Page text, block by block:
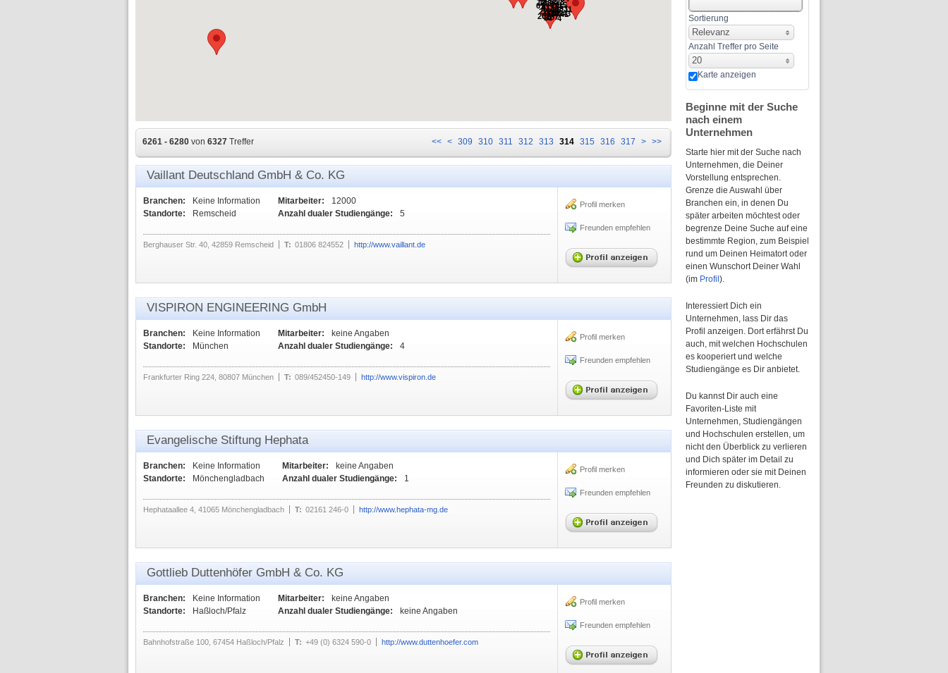
254
438
471
67113065
98
459
15
33
7928
222178
11
20218741
102
136
21
12
4
3
2
6261 - 6280 von 6327 Treffer << < 309 310 311 312 313 314 315 316 317 > >>
Vaillant Deutschland GmbH & Co. KG
Branchen:
Keine Information
Standorte:
Remscheid
Mitarbeiter:
12000
Anzahl dualer Studiengänge:
5
Berghauser Str. 40, 42859 Remscheid T: 01806 824552 http://www.vaillant.de
Profil merken
Freunden empfehlen
VISPIRON ENGINEERING GmbH
Branchen:
Keine Information
Standorte:
München
Mitarbeiter:
keine Angaben
Anzahl dualer Studiengänge:
4
Frankfurter Ring 224, 80807 München T: 089/452450-149 http://www.vispiron.de
Profil merken
Freunden empfehlen
Evangelische Stiftung Hephata
Branchen:
Keine Information
Standorte:
Mönchengladbach
Mitarbeiter:
keine Angaben
Anzahl dualer Studiengänge:
1
Hephataallee 4, 41065 Mönchengladbach T: 02161 246-0 http://www.hephata-mg.de
Profil merken
Freunden empfehlen
Gottlieb Duttenhöfer GmbH & Co. KG
Branchen:
Keine Information
Standorte:
Haßloch/Pfalz
Mitarbeiter:
keine Angaben
Anzahl dualer Studiengänge:
keine Angaben
Bahnhofstraße 100, 67454 Haßloch/Pfalz T: +49 (0) 6324 590-0 http://www.duttenhoefer.com
Profil merken
Freunden empfehlen
Sortierung
Relevanz
Anzahl Treffer pro Seite
20
Karte anzeigen
Beginne mit der Suche
nach einem
Unternehmen
Starte hier mit der Suche nach
Unternehmen, die Deiner
Vorstellung entsprechen.
Grenze die Auswahl über
Branchen ein, in denen Du
später arbeiten möchtest oder
begrenze Deine Suche auf eine
bestimmte Region, zum Beispiel
rund um Deinen Heimatort oder
einen Wunschort Deiner Wahl
(im Profil ).
Interessiert Dich ein
Unternehmen, lass Dir das
Profil anzeigen. Dort erfährst Du
auch, mit welchen Hochschulen
es kooperiert und welche
Studiengänge es Dir anbietet.
Du kannst Dir auch eine
Favoriten-Liste mit
Unternehmen, Studiengängen
und Hochschulen erstellen, um
nicht den Überblick zu verlieren
und Dich später im Detail zu
informieren oder sie mit Deinen
Freunden zu diskutieren.